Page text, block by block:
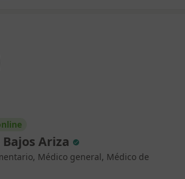
Ariza
Médico general, Médico de